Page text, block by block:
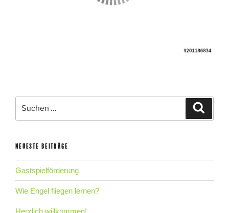
nach:
NEUESTE BEITRÄGE
Gastspielförderung
Wie Engel fliegen lernen?
Herzlich willkommen!